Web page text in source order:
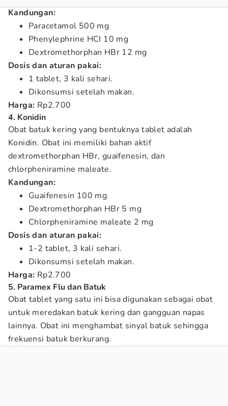
Kandungan:
Paracetamol 500 mg
Phenylephrine HCI 10 mg
Dextromethorphan HBr 12 mg
Dosis dan aturan pakai:
1 tablet, 3 kali sehari.
Dikonsumsi setelah makan.
Harga: Rp2.700
4. Konidin
Obat batuk kering yang bentuknya tablet adalah
Konidin. Obat ini memiliki bahan aktif
dextromethorphan HBr, guaifenesin, dan
chlorpheniramine maleate.
Kandungan:
Guaifenesin 100 mg
Dextromethorphan HBr 5 mg
Chlorpheniramine maleate 2 mg
Dosis dan aturan pakai:
1-2 tablet, 3 kali sehari.
Dikonsumsi setelah makan.
Harga: Rp2.700
5. Paramex Flu dan Batuk
Obat tablet yang satu ini bisa digunakan sebagai obat
untuk meredakan batuk kering dan gangguan napas
lainnya. Obat ini menghambat sinyal batuk sehingga
frekuensi batuk berkurang.